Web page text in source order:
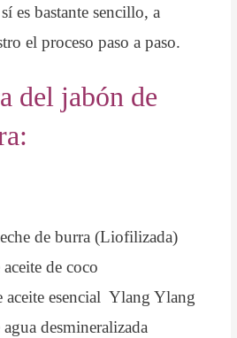
es bastante sencillo, a
el proceso paso a paso.
del jabón de
de burra (Liofilizada)
de coco
aceite esencial Ylang Ylang
desmineralizada